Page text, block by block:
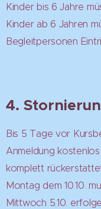
Kinder bis 6 Jahre
Kinder ab 6 Jahren
Begleitpersonen
4.
Bis 5 Tage vor
Anmeldung
komplett
Montag dem 10.10.
Mittwoch 5.10.